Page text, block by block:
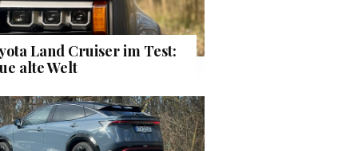
Land Cruiser im Test:
alte Welt